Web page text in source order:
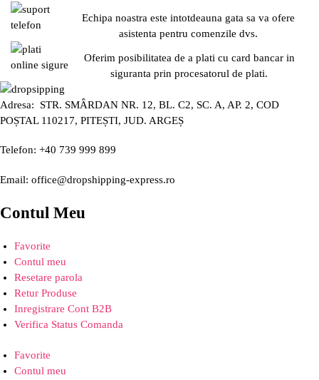
Echipa noastra este intotdeauna gata sa va ofere
asistenta pentru comenzile dvs.
Oferim posibilitatea de a plati cu card bancar in
siguranta prin procesatorul de plati.
Adresa: STR. SMÂRDAN NR. 12, BL. C2, SC. A, AP. 2, COD
POȘTAL 110217, PITEȘTI, JUD. ARGEȘ
Telefon: +40 739 999 899
Email: office@dropshipping-express.ro
Contul Meu
Favorite
Contul meu
Resetare parola
Retur Produse
Inregistrare Cont B2B
Verifica Status Comanda
Favorite
Contul meu